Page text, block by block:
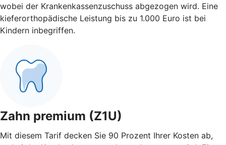
wobei der Krankenkassenzuschuss abgezogen wird. Eine
kieferorthopädische Leistung bis zu 1.000 Euro ist bei
Kindern inbegriffen.
Zahn premium (Z1U)
Mit diesem Tarif decken Sie 90 Prozent Ihrer Kosten ab,